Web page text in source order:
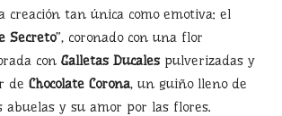
creación tan única como emotiva: el
Secreto”, coronado con una flor
con Galletas Ducales pulverizadas y
de Chocolate Corona, un guiño lleno de
abuelas y su amor por las flores.